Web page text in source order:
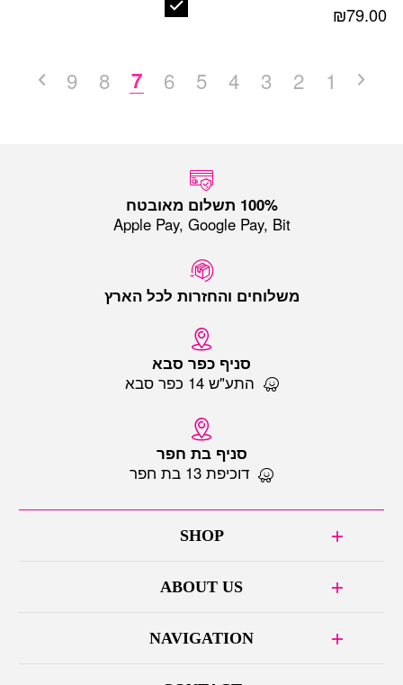
₪79.00
1
2
3
4
5
6
7
8
9
‏100% תשלום מאובטח
Apple Pay, Google Pay, Bit
משלוחים והחזרות לכל הארץ
סניף כפר סבא
התע"ש 14 כפר סבא
סניף בת חפר
דוכיפת 13 בת חפר
SHOP
ABOUT US
NAVIGATION